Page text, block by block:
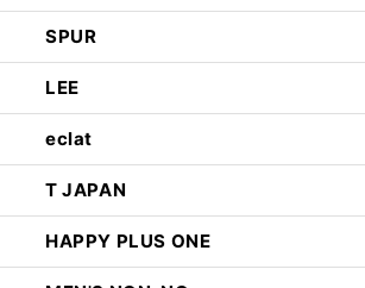
SPUR
LEE
eclat
T JAPAN
HAPPY PLUS ONE